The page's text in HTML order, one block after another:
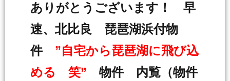
ありがとうございます！ 早
速、北比良 琵琶湖浜付物
件 ”自宅から琵琶湖に飛び込
める 笑” 物件 内覧（物件